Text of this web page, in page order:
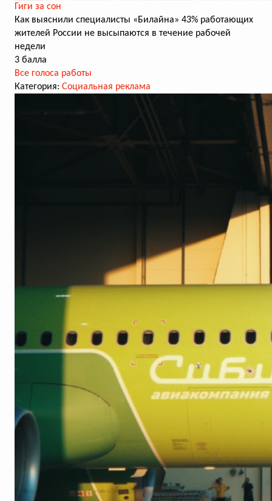
Гиги за сон
Как выяснили специалисты «Билайна» 43% работающих
жителей России не высыпаются в течение рабочей
недели
3 балла
Все голоса работы
Категория: Социальная реклама